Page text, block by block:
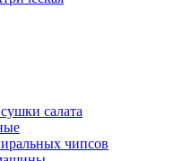
салата
чипсов